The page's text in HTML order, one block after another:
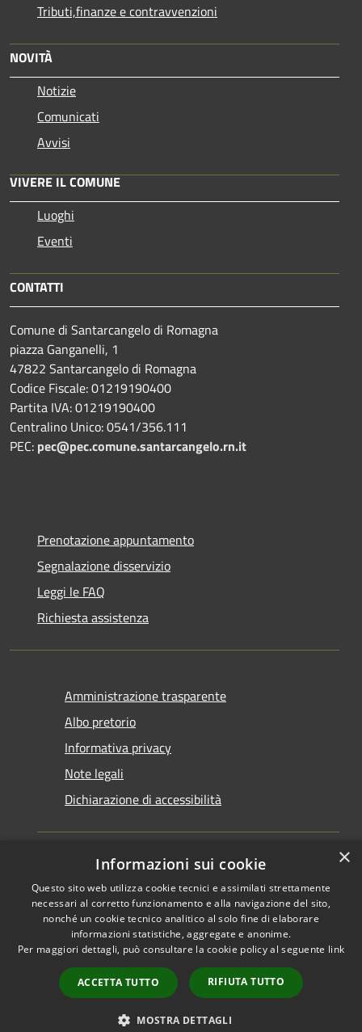
Tributi,finanze e contravvenzioni
NOVITÀ
Notizie
Comunicati
Avvisi
VIVERE IL COMUNE
Luoghi
Eventi
CONTATTI
Comune di Santarcangelo di Romagna
piazza Ganganelli, 1
47822 Santarcangelo di Romagna
Codice Fiscale: 01219190400
Partita IVA: 01219190400
Centralino Unico: 0541/356.111
PEC: pec@pec.comune.santarcangelo.rn.it
Prenotazione appuntamento
Segnalazione disservizio
Leggi le FAQ
Richiesta assistenza
Amministrazione trasparente
Albo pretorio
Informativa privacy
Note legali
Dichiarazione di accessibilità
RSS
Accessibilità
Cookie
Mappa del sito
Piano di miglioramento
Copyright © 2026 • Comune di
Santarcangelo di Romagna •
Powered byMunicipium
Accesso redazione
×
Informazioni sui cookie
Questo sito web utilizza cookie tecnici e assimilati strettamente
necessari al corretto funzionamento e alla navigazione del sito,
nonché un cookie tecnico analitico al solo fine di elaborare
informazioni statistiche, aggregate e anonime.
Per maggiori dettagli, può consultare la cookie policy al seguente link
ACCETTA TUTTO RIFIUTA TUTTO
MOSTRA DETTAGLI